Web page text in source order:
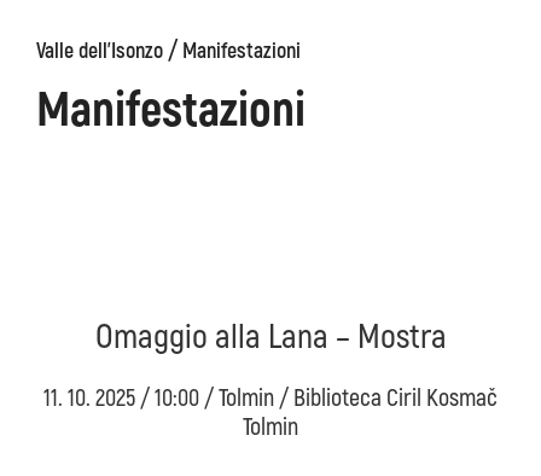
Valle dell'Isonzo/Manifestazioni
Manifestazioni
Kanin
Sentieri
Omaggio alla Lana – Mostra
11. 10. 2025 / 10:00 / Tolmin / Biblioteca Ciril Kosmač
Tolmin